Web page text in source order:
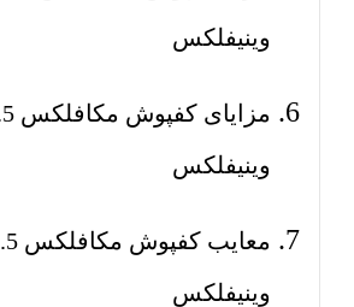
وینیفلکس
وینیفلکس
وینیفلکس